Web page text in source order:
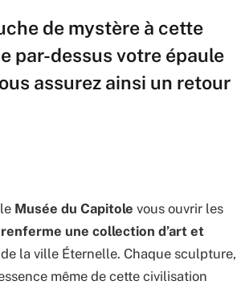
de mystère à cette
par-dessus votre épaule
assurez ainsi un retour
Musée du Capitole vous ouvrir les
renferme une collection d’art et
la ville Éternelle. Chaque sculpture,
même de cette civilisation